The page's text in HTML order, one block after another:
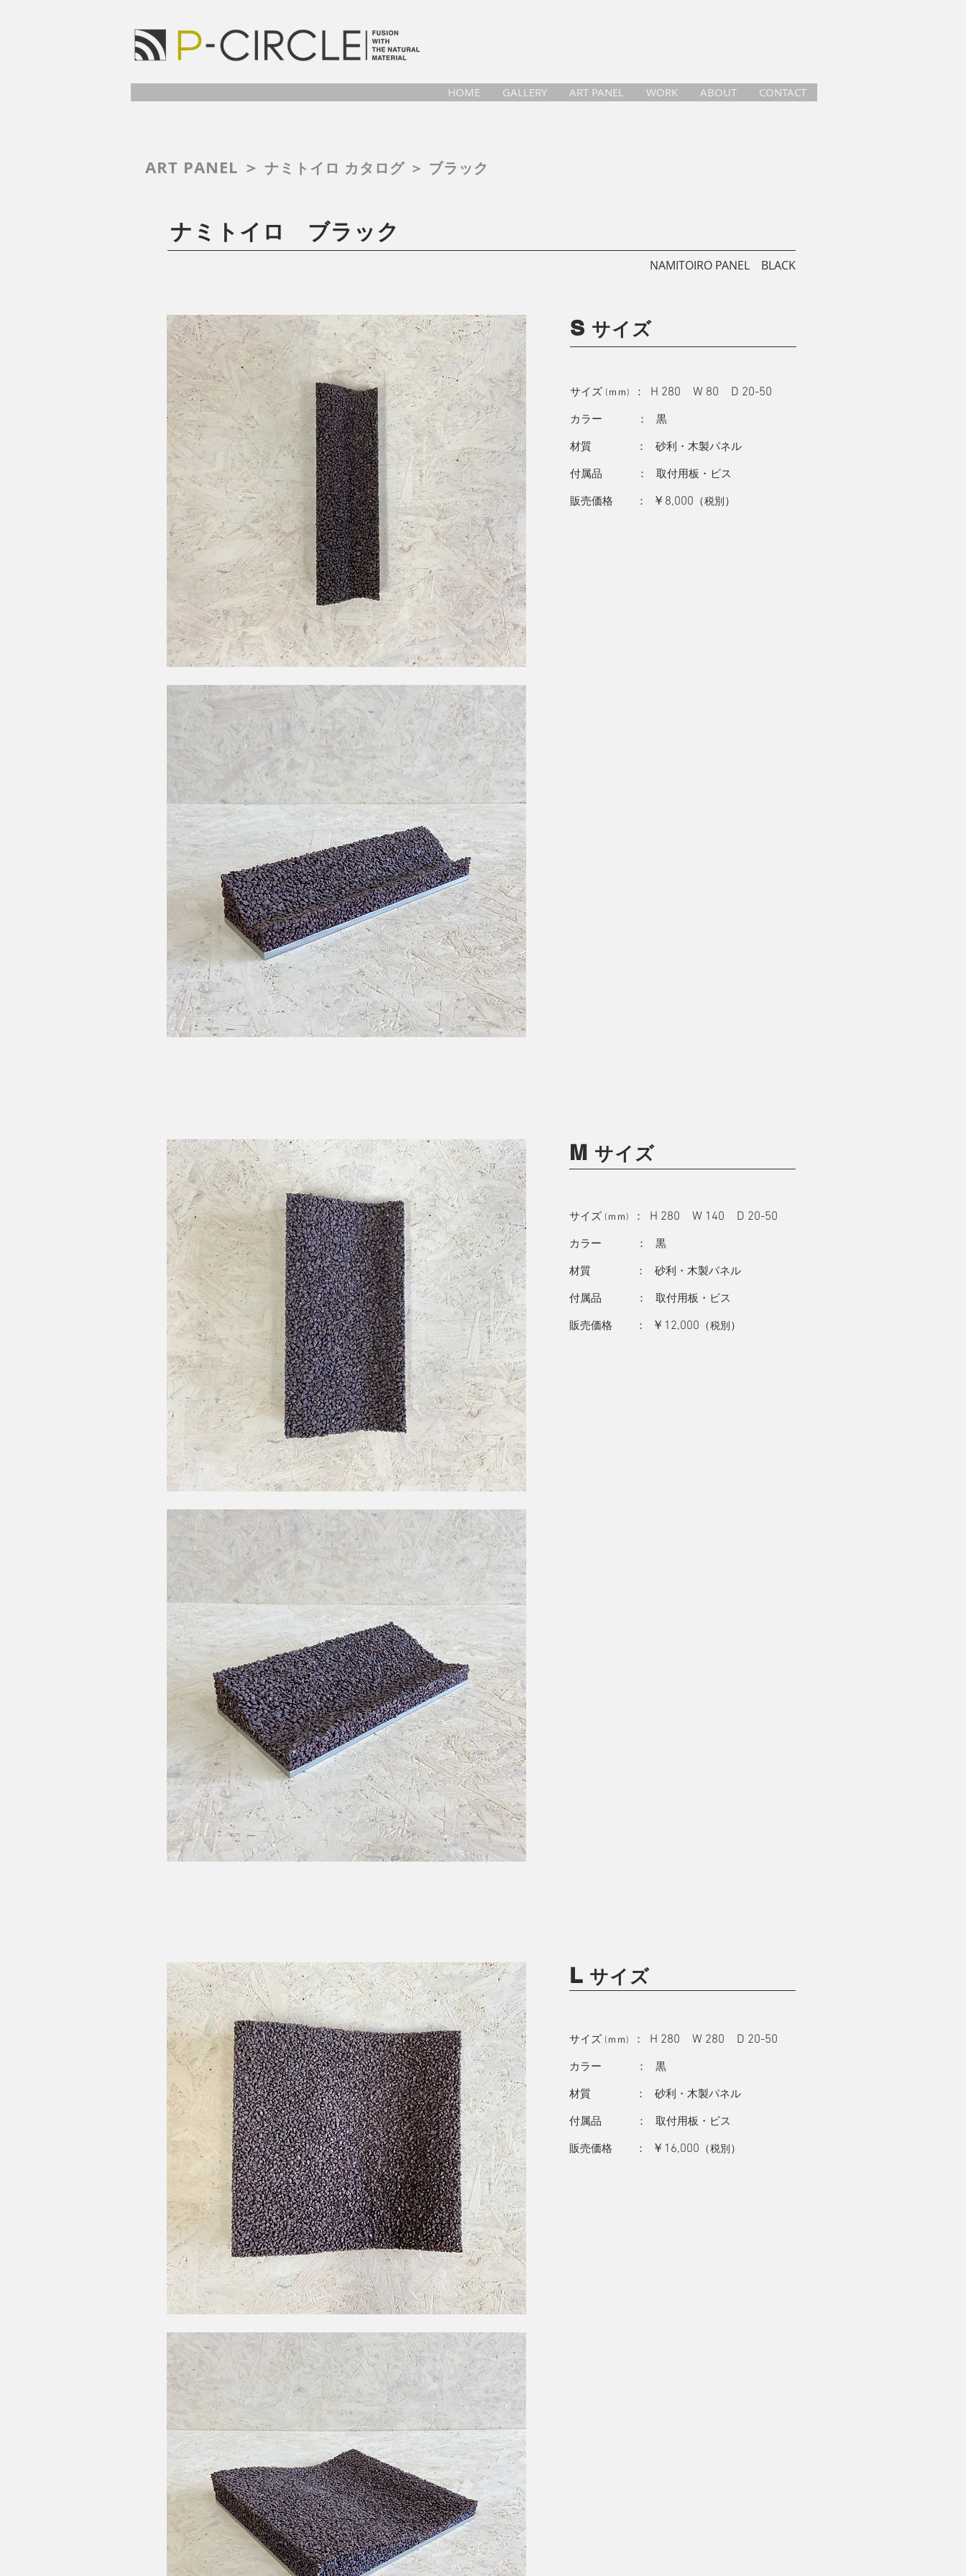
HOME GALLERY ART PANEL WORK ABOUT CONTACT
ART PANEL ＞ナミトイロ カタログ ＞ ブラック
ナミトイロ ブラック
NAMITOIRO PANEL BLACK
S サイズ
サイズ (ｍｍ) ： H 280 W 80 D 20-50
カラー ： 黒
材質 ： 砂利・木製パネル
付属品 ： 取付用板・ビス
販売価格 ： ￥8,000 （税別 ）
M サイズ
サイズ (ｍｍ) ： H 280 W 140 D 20-50
カラー ： 黒
材質 ： 砂利・木製パネル
付属品 ： 取付用板・ビス
販売価格 ： ￥12,000 （税別 ）
L サイズ
サイズ (ｍｍ) ： H 280 W 280 D 20-50
カラー ： 黒
材質 ： 砂利・木製パネル
付属品 ： 取付用板・ビス
販売価格 ： ￥16,000 （税別 ）